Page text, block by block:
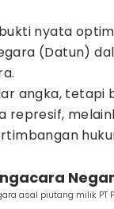
nyata
(Datun)
angka, tetapi
represif,
asal piutang milik PT